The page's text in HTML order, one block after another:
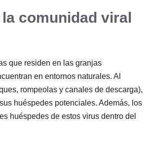
comunidad viral
que residen en las granjas
en entornos naturales. Al
rompeolas y canales de descarga),
huéspedes potenciales. Además, los
huéspedes de estos virus dentro del